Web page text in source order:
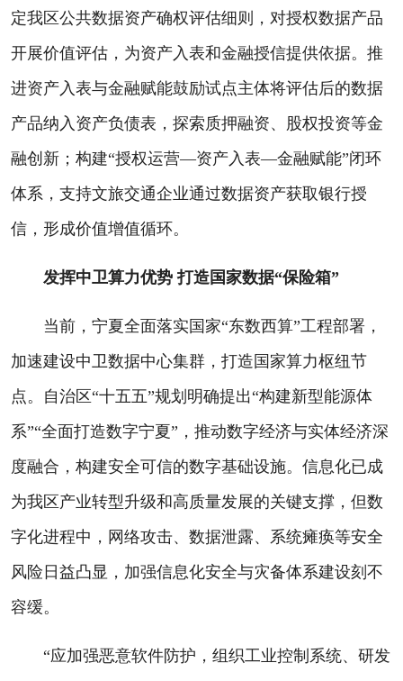
定我区公共数据资产确权评估细则，对授权数据产品
开展价值评估，为资产入表和金融授信提供依据。推
进资产入表与金融赋能鼓励试点主体将评估后的数据
产品纳入资产负债表，探索质押融资、股权投资等金
融创新；构建“授权运营—资产入表—金融赋能”闭环
体系，支持文旅交通企业通过数据资产获取银行授
信，形成价值增值循环。
发挥中卫算力优势 打造国家数据“保险箱”
当前，宁夏全面落实国家“东数西算”工程部署，
加速建设中卫数据中心集群，打造国家算力枢纽节
点。自治区“十五五”规划明确提出“构建新型能源体
系”“全面打造数字宁夏”，推动数字经济与实体经济深
度融合，构建安全可信的数字基础设施。信息化已成
为我区产业转型升级和高质量发展的关键支撑，但数
字化进程中，网络攻击、数据泄露、系统瘫痪等安全
风险日益凸显，加强信息化安全与灾备体系建设刻不
容缓。
“应加强恶意软件防护，组织工业控制系统、研发